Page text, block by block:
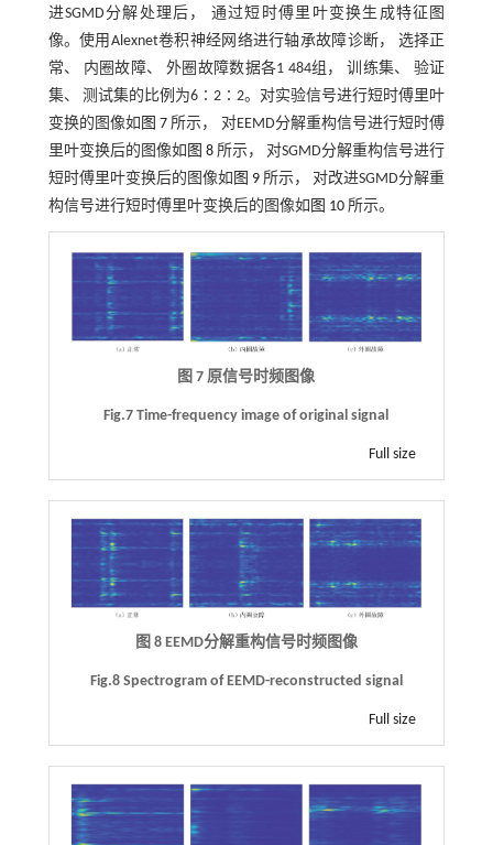
进SGMD分解处理后， 通过短时傅里叶变换生成特征图
像。使用Alexnet卷积神经网络进行轴承故障诊断， 选择正
常、 内圈故障、 外圈故障数据各1 484组， 训练集、 验证
集、 测试集的比例为6∶2∶2。对实验信号进行短时傅里叶
变换的图像如 图 7 所示， 对EEMD分解重构信号进行短时傅
里叶变换后的图像如 图 8所示， 对SGMD分解重构信号进行
短时傅里叶变换后的图像如 图 9 所示， 对改进SGMD分解重
构信号进行短时傅里叶变换后的图像如 图 10所示。
图 7 原信号时频图像
Fig.7 Time-frequency image of original signal
Full size
图 8 EEMD分解重构信号时频图像
Fig.8 Spectrogram of EEMD-reconstructed signal
Full size